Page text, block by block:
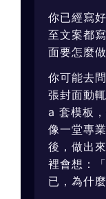
你已經寫
至文案都
面要怎麼
你可能去
張封面動
a 套模板
像一堂專
後，做出
裡會想：
已，為什